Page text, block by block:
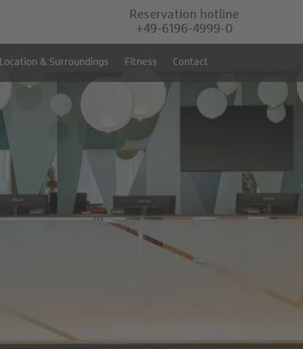
Reservation hotline
+49-6196-4999-0
Location & Surroundings Fitness Contact